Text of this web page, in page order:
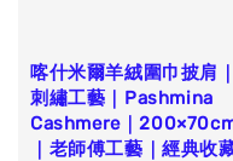
喀什米爾羊絨圍巾披肩｜
刺繡工藝｜Pashmina
Cashmere｜
｜老師傅工藝｜經典收